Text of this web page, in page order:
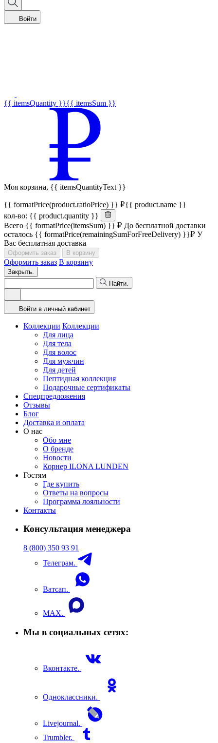
Войти
{{ itemsQuantity }}{{ itemsSum }}
Моя корзина, {{ itemsQuantityText }}
{{ formatPrice(product.ratioPrice) }}
{{ product.name }}
кол-во: {{ product.quantity }}
Всего {{ formatPrice(itemsSum) }}
До бесплатной доставки
осталось {{ formatPrice(remainingSumForFreeDelivery) }}
У
Вас бесплатная доставка
Оформить заказ В корзину
Оформить заказ В корзину
Закрыть.
Найти.
Войти в личный кабинет
Коллекции Коллекции
Для лица
Для тела
Для волос
Для мужчин
Для детей
Пептидная коллекция
Подарочные сертификаты
Спецпредложения
Отзывы
Блог
Доставка и оплата
О нас
Обо мне
О бренде
Новости
Корнер ILONA LUNDEN
Гостям
Где купить
Ответы на вопросы
Программа лояльности
Контакты
Консультация менеджера
8 (800) 350 93 91
Телеграм.
Ватсап.
MAX.
Мы в социальных сетях:
Вконтакте.
Одноклассники.
Livejournal.
Trumbler.